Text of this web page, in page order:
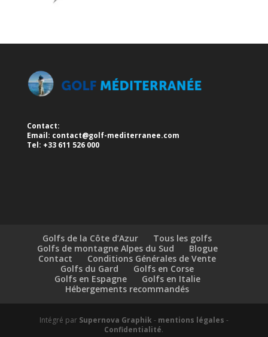
Contact:
Email: contact@golf-mediterranee.com
Tel: +33 611 526 000
Golfs de la Côte d’Azur
Tous les golfs
Golfs de montagne Alpes du Sud
Blogue
Contact
Conditions Générales de Vente
Golfs du Gard
Golfs en Corse
Golfs en Espagne
Golfs en Italie
Hébergements recommandés
Intégré par Supernova Graphik - mentions légales -
Confidentialité.